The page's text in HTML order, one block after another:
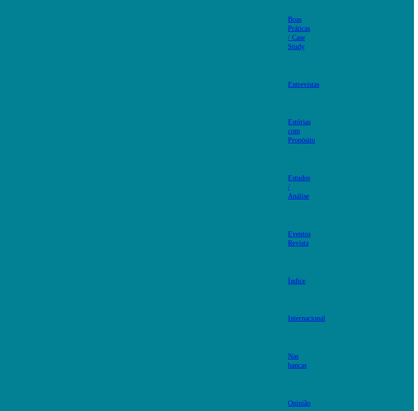
Boas
Práticas
/ Case
Study
Entrevistas
Estórias
com
Propósito
Estudos
/
Análise
Eventos
Revista
Índice
Internacional
Nas
bancas
Opinião